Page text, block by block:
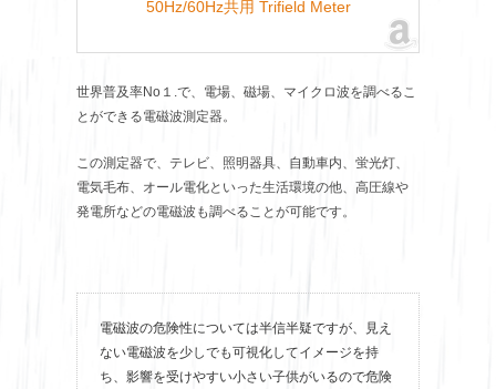
50Hz/60Hz共用 Trifield Meter
世界普及率No１.で、電場、磁場、マイクロ波を調べるこ
とができる電磁波測定器。
この測定器で、テレビ、照明器具、自動車内、蛍光灯、
電気毛布、オール電化といった生活環境の他、高圧線や
発電所などの電磁波も調べることが可能です。
電磁波の危険性については半信半疑ですが、見え
ない電磁波を少しでも可視化してイメージを持
ち、影響を受けやすい小さい子供がいるので危険